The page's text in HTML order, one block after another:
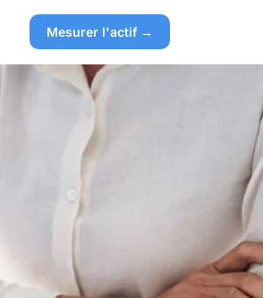
Mesurer l'actif →